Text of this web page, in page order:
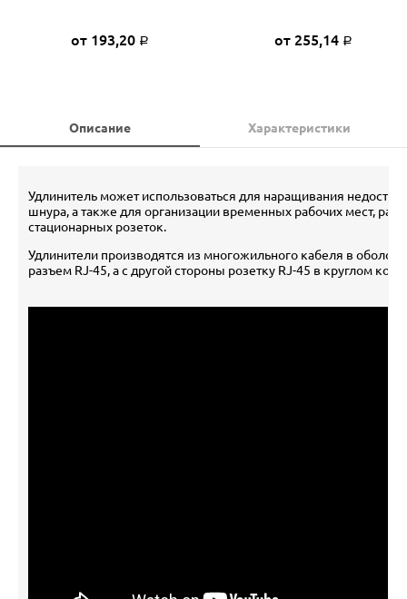
от 193,20 Р от 255,14 Р
Описание Характеристики
Удлинитель может использоваться для наращивания
шнура, а также для организации временных рабочих мест,
стационарных розеток.
Удлинители производятся из многожильного кабеля в
разъем RJ-45, а с другой стороны розетку RJ-45 в круглом